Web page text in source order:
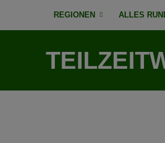
REGIONEN ALLES